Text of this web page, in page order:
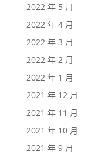
2022 年 5 月
2022 年 4 月
2022 年 3 月
2022 年 2 月
2022 年 1 月
2021 年 12 月
2021 年 11 月
2021 年 10 月
2021 年 9 月